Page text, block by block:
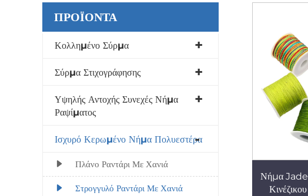
ΠΡΟΪΌΝΤΑ
Κολλημένο Σύρμα
Σύρμα Στιχογράφησης
Υψηλής Αντοχής Συνεχές Νήμα
Ραψίματος
Ισχυρό Κερωμένο Νήμα Πολυεστέρα
Πλάνο Ραντάρι Με Χανιά
Στρογγυλό Ραντάρι Με Χανιά
Νήμα Jade